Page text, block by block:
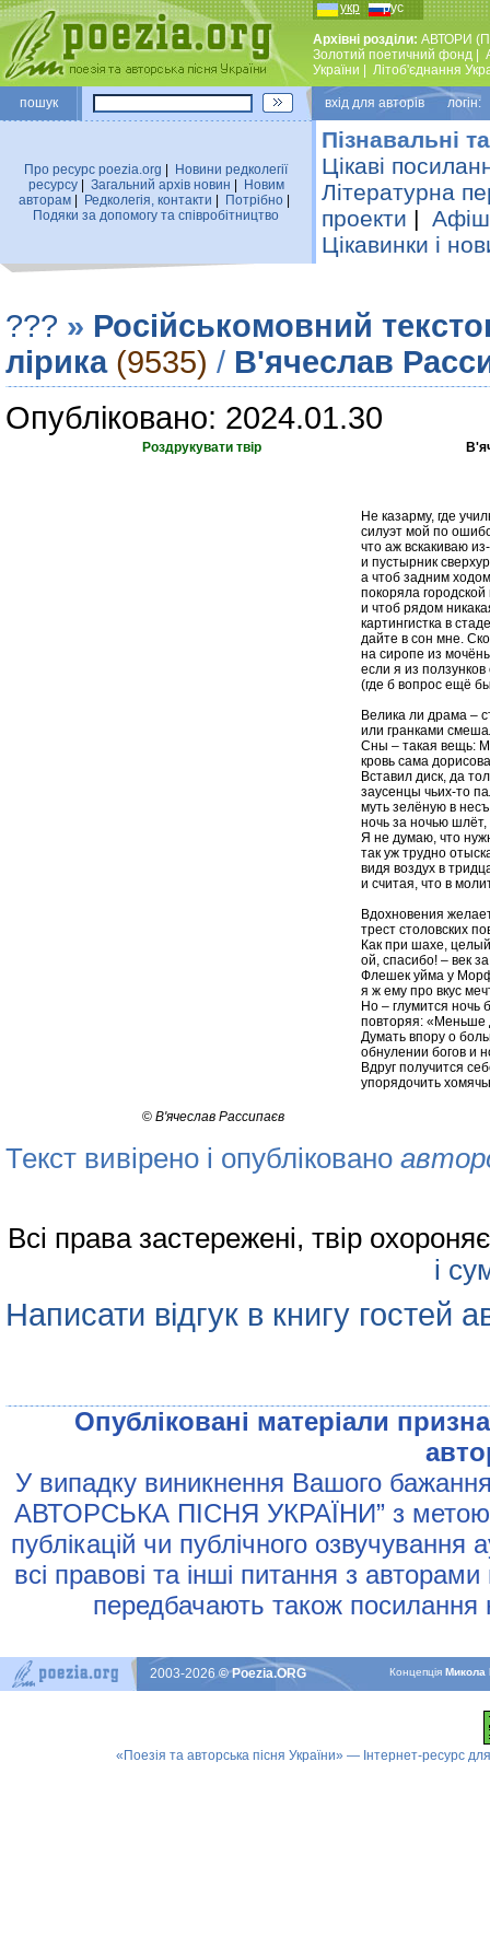
укр рус
Архівні розділи: АВТОРИ
Золотий поетичний фонд
України
Лiтоб'єднання
пошук вхiд для авторiв логін:
Про ресурс poezia.org
Новини редколегiї
ресурсу| Загальний архiв новин
Новим
авторам
Редколегiя, контакти Потрiбно
Подяки за допомогу та співробітництво
Пізнавальні
Цікаві
Літературна
проекти |
Цікавинки і
??? » Російськомовний
лірика (9535) / В'ячеслав
Опубліковано: 2024.01.30
Роздрукувати твір
Не казарму, где
силуэт мой по
что аж вскакиваю
и пустырник
а чтоб задним
покоряла
и чтоб рядом
картингистка в
дайте в сон мне.
на сиропе из
если я из ползунков
(где б вопрос ещё
Велика ли драма –
или гранками
Сны – такая вещь:
кровь сама
Вставил диск, да
заусенцы чьих-то
муть зелёную в
ночь за ночью шлёт,
Я не думаю, что
так уж трудно
видя воздух в
и считая, что в
Вдохновения
трест столовских
Как при шахе,
ой, спасибо! – век
Флешек уйма у
я ж ему про вкус
Но – глумится ночь
повторяя: «Меньше
Думать впору о
обнулении богов и
Вдруг получится
упорядочить
© В'ячеслав Рассипаєв
Текст вивірено і опубліковано
Всі права застережені, твір
і
Написати відгук в книгу гостей
Опублiкованi матерiали
У випадку виникнення Вашого
АВТОРСЬКА ПIСНЯ УКРАЇНИ” з метою
публiкацiй чи публiчного
всi правовi та iншi питання з
передбачають також
КонцепцiяМикола
2003-2026© Poezia.ORG
«Поезія та авторська пісня України» — Інтернет-ресурс